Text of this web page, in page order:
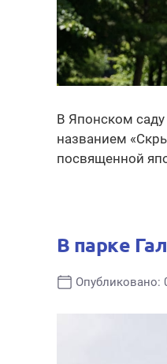
В Японском саду
названием
посвященной
В парке
Опубликовано: